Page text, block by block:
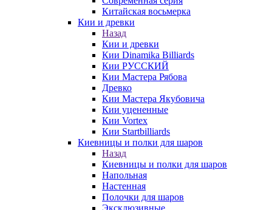
Китайская восьмерка
Кии и древки
Назад
Кии и древки
Кии Dinamika Billiards
Кии РУССКИЙ
Кии Мастера Рябова
Древко
Кии Мастера Якубовича
Кии уцененные
Кии Vortex
Кии Startbilliards
Киевницы и полки для шаров
Назад
Киевницы и полки для шаров
Напольная
Настенная
Полочки для шаров
Эксклюзивные